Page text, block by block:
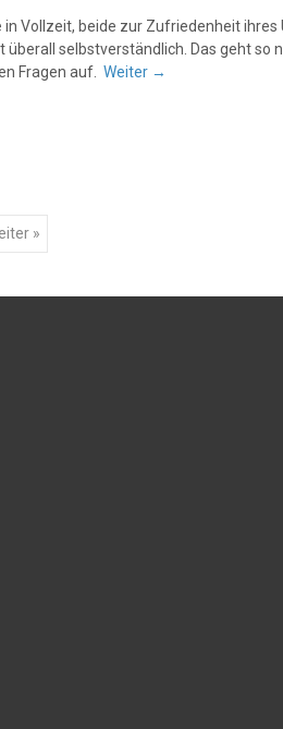
Vollzeit, beide zur Zufriedenheit
selbstverständlich. Das geht so
Fragen auf. Weiter →
»